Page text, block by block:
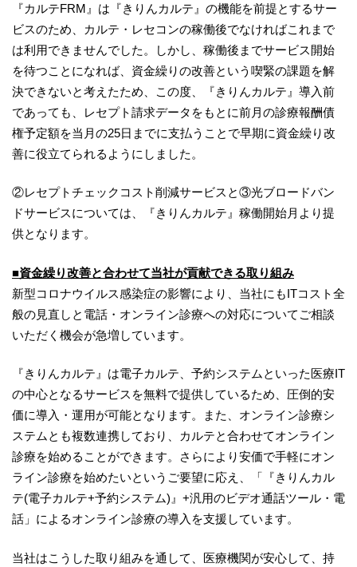
『カルテFRM』は『きりんカルテ』の機能を前提とするサー
ビスのため、カルテ・レセコンの稼働後でなければこれまで
は利用できませんでした。しかし、稼働後までサービス開始
を待つことになれば、資金繰りの改善という喫緊の課題を解
決できないと考えたため、この度、『きりんカルテ』導入前
であっても、レセプト請求データをもとに前月の診療報酬債
権予定額を当月の25日までに支払うことで早期に資金繰り改
善に役立てられるようにしました。
②レセプトチェックコスト削減サービスと③光ブロードバン
ドサービスについては、『きりんカルテ』稼働開始月より提
供となります。
■資金繰り改善と合わせて当社が貢献できる取り組み
新型コロナウイルス感染症の影響により、当社にもITコスト全
般の見直しと電話・オンライン診療への対応についてご相談
いただく機会が急増しています。
『きりんカルテ』は電子カルテ、予約システムといった医療IT
の中心となるサービスを無料で提供しているため、圧倒的安
価に導入・運用が可能となります。また、オンライン診療シ
ステムとも複数連携しており、カルテと合わせてオンライン
診療を始めることができます。さらにより安価で手軽にオン
ライン診療を始めたいというご要望に応え、「『きりんカル
テ(電子カルテ+予約システム)』+汎用のビデオ通話ツール・電
話」によるオンライン診療の導入を支援しています。
当社はこうした取り組みを通して、医療機関が安心して、持